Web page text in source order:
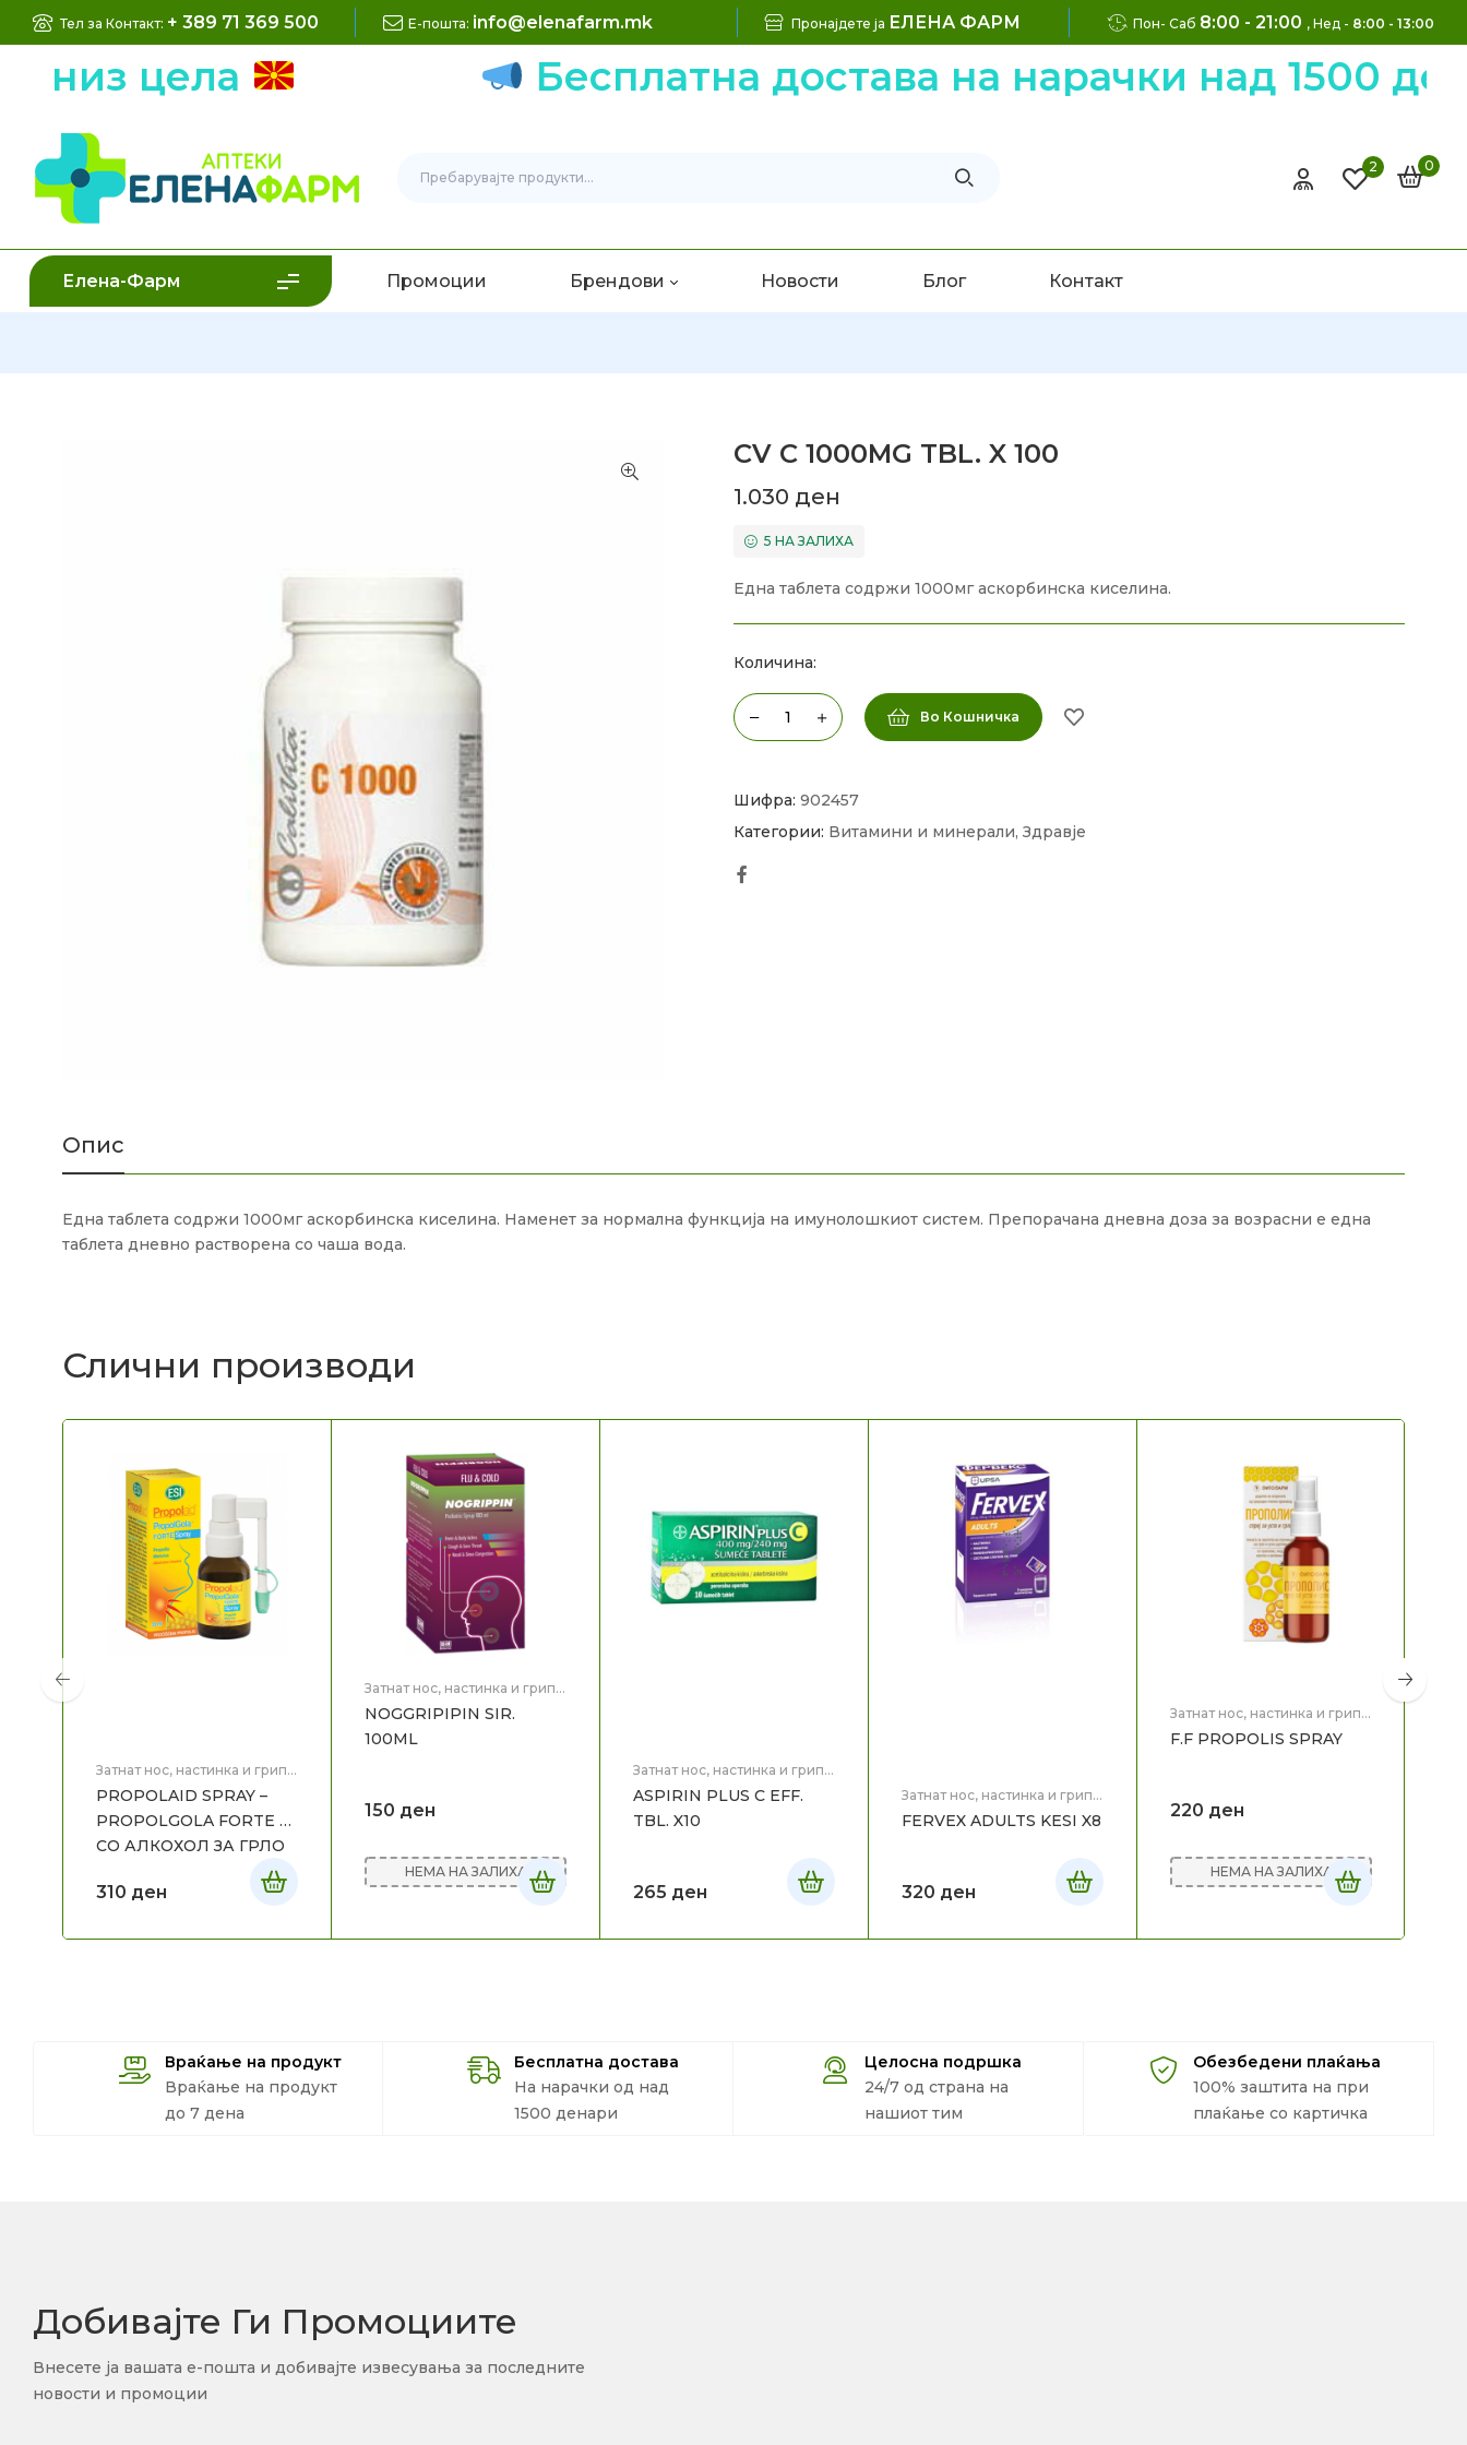
Тел за Контакт: + 389 71 369 500 Е-пошта: info@elenafarm.mk Пронајдете ја ЕЛЕНА ФАРМ Пон- Саб 8:00 - 21:00 , Нед - 8:00 - 13:00
цела Бесплатна достава на нарачки над 1500
2 0
Елена-Фарм Промоции Брендови Новости Блог Контакт
CV C 1000MG TBL. X 100
1.030 ден
5 НА ЗАЛИХА
Една таблета содржи 1000мг аскорбинска киселина.
Количина:
Во Кошничка
Шифра: 902457
Категории: Витамини и минерали, Здравје
Опис
Една таблета содржи 1000мг аскорбинска киселина. Наменет за нормална функција на имунолошкиот систем. Препорачана дневна доза за возрасни е една
таблета дневно растворена со чаша вода.
Слични производи
Затнат нос, настинка и грип,
PROPOLAID SPRAY –
PROPOLGOLA FORTE –
СО АЛКОХОЛ ЗА ГРЛО
310 ден
Затнат нос, настинка и грип,
NOGGRIPIPIN SIR.
100ML
150 ден
НЕМА НА ЗАЛИХА
Затнат нос, настинка и грип,
ASPIRIN PLUS C EFF.
TBL. X10
265 ден
Затнат нос, настинка и грип,
FERVEX ADULTS KESI X8
320 ден
Затнат нос, настинка и грип,
F.F PROPOLIS SPRAY
220 ден
НЕМА НА ЗАЛИХА
Враќање на продукт
Враќање на продукт
до 7 дена
Бесплатна достава
На нарачки од над
1500 денари
Целосна подршка
24/7 од страна на
нашиот тим
Обезбедени плаќања
100% заштита на при
плаќање со картичка
Добивајте Ги Промоциите
Внесете ја вашата е-пошта и добивајте извесувања за последните
новости и промоции